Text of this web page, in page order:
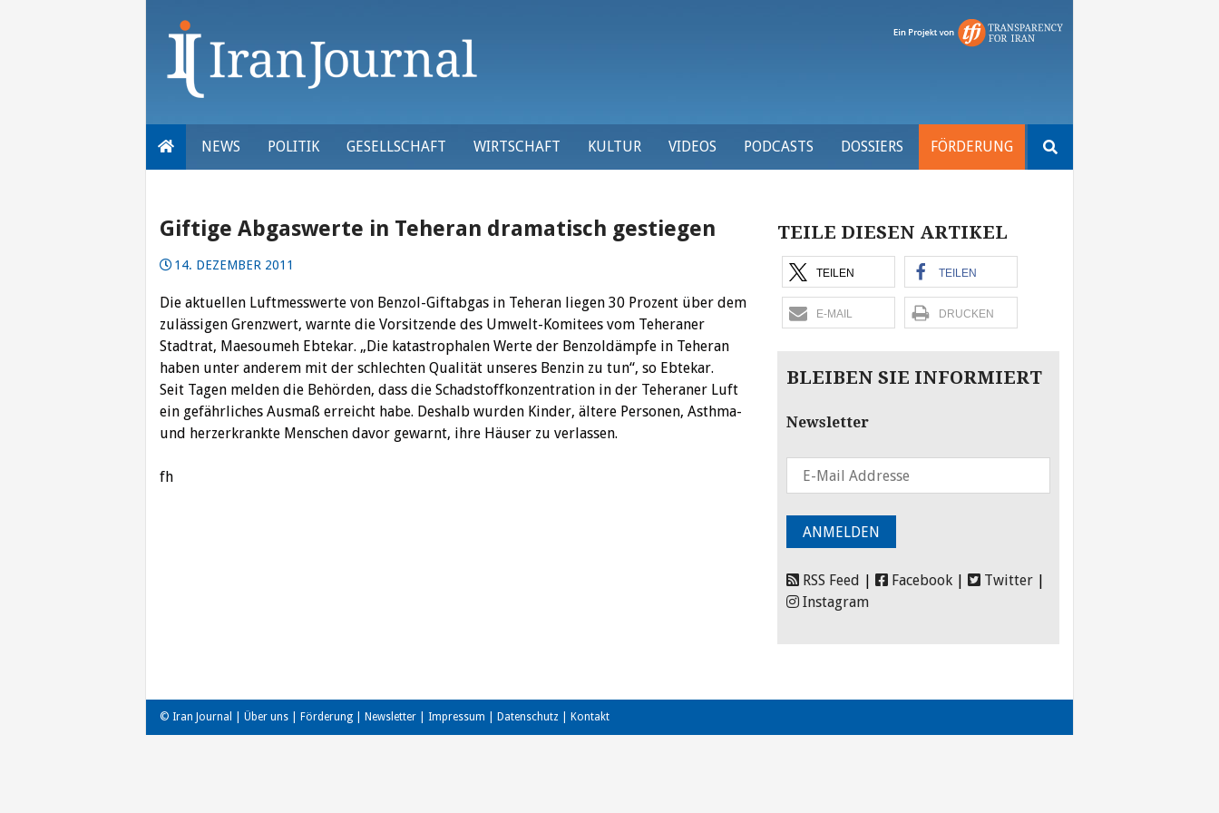
NEWS POLITIK GESELLSCHAFT WIRTSCHAFT KULTUR VIDEOS PODCASTS DOSSIERS FÖRDERUNG
nach:
Giftige Abgaswerte in Teheran dramatisch gestiegen
14. DEZEMBER 2011
Die aktuellen Luftmesswerte von Benzol-Giftabgas in Teheran liegen 30 Prozent über dem
zulässigen Grenzwert, warnte die Vorsitzende des Umwelt-Komitees vom Teheraner
Stadtrat, Maesoumeh Ebtekar. „Die katastrophalen Werte der Benzoldämpfe in Teheran
haben unter anderem mit der schlechten Qualität unseres Benzin zu tun“, so Ebtekar.
Seit Tagen melden die Behörden, dass die Schadstoffkonzentration in der Teheraner Luft
ein gefährliches Ausmaß erreicht habe. Deshalb wurden Kinder, ältere Personen, Asthma-
und herzerkrankte Menschen davor gewarnt, ihre Häuser zu verlassen.
fh
TEILE DIESEN ARTIKEL
TEILEN TEILEN
E-MAIL DRUCKEN
BLEIBEN SIE INFORMIERT
Newsletter
RSS Feed Facebook Twitter
Instagram
© Iran Journal | Über uns Förderung Newsletter Impressum Datenschutz Kontakt